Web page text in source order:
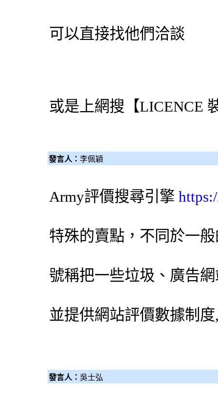
可以直接找他們洽談
或是上網搜【LICENCE
發言人： 李佩穎
Army評價搜尋引擎
特殊的賣點，不同於一
號稱把一些垃圾、廣告
並提供網站評價數據制
發言人： 吳士弘